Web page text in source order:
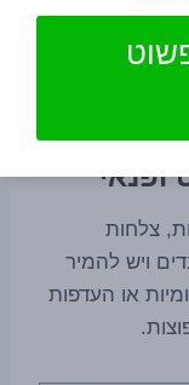
22.680
ופנאי
צלחות
ויש להמיר
או העדפות